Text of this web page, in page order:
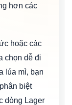
hơn các
hoặc các
chọn dễ đi
lúa mì, bạn
biệt
dòng Lager